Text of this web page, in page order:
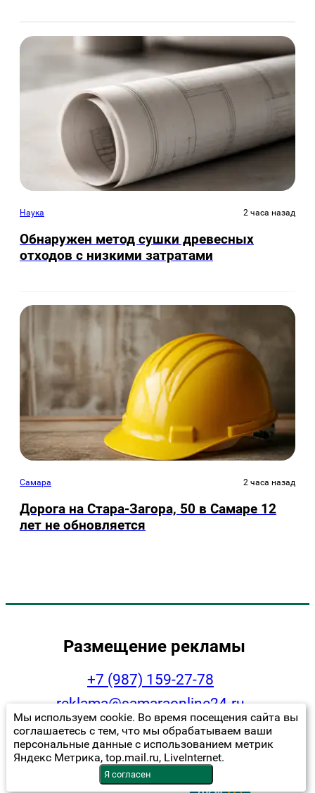
Наука 2 часа назад
Обнаружен метод сушки древесных
отходов с низкими затратами
Самара 2 часа назад
Дорога на Стара-Загора, 50 в Самаре 12
лет не обновляется
Размещение рекламы
+7 (987) 159-27-78
reklama@samaraonline24.ru
Наша статистика
Мы используем cookie. Во время посещения сайта вы
соглашаетесь с тем, что мы обрабатываем ваши
персональные данные с использованием метрик
Яндекс Метрика, top.mail.ru, LiveInternet.
Я согласен